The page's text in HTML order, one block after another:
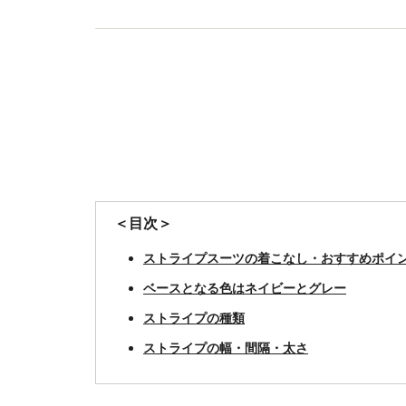
＜目次＞
ストライプスーツの着こなし・おすすめポイ
ベースとなる色はネイビーとグレー
ストライプの種類
ストライプの幅・間隔・太さ